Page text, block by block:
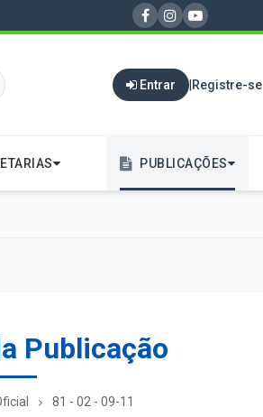
Entrar | Registre-se
PUBLICAÇÕES
Publicação
81 - 02 - 09-11